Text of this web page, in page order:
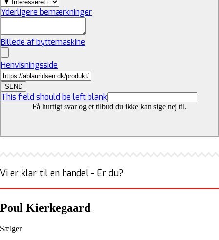
Yderligere bemærkninger
Billede af byttemaskine
Henvisningsside
SEND
This field should be left blank
Få hurtigt svar og et tilbud du ikke kan sige nej til.
Vi er klar til en handel - Er du?
Poul Kierkegaard
Sælger